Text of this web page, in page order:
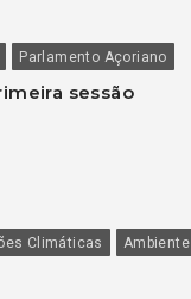
Parlamento Açoriano
sessão
Climáticas Ambiente